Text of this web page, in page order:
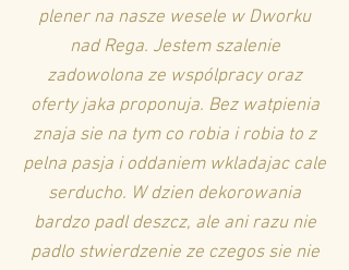
plener na nasze wesele w Dworku
nad Rega. Jestem szalenie
zadowolona ze wspólpracy oraz
oferty jaka proponuja. Bez watpienia
znaja sie na tym co robia i robia to z
pelna pasja i oddaniem wkladajac cale
serducho. W dzien dekorowania
bardzo padl deszcz, ale ani razu nie
padlo stwierdzenie ze czegos sie nie